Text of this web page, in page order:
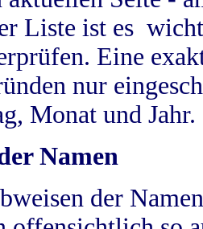
Liste ist es
Eine
nur
Monat und Jahr.
Namen
der